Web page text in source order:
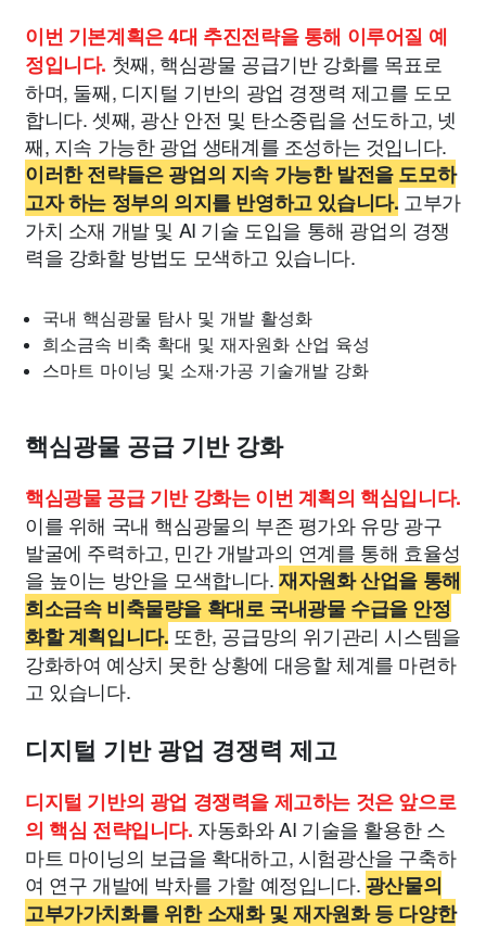
이번 기본계획은 4대 추진전략을 통해 이루어질 예
정입니다. 첫째, 핵심광물 공급기반 강화를 목표로
하며, 둘째, 디지털 기반의 광업 경쟁력 제고를 도모
합니다. 셋째, 광산 안전 및 탄소중립을 선도하고, 넷
째, 지속 가능한 광업 생태계를 조성하는 것입니다.
이러한 전략들은 광업의 지속 가능한 발전을 도모하
고자 하는 정부의 의지를 반영하고 있습니다. 고부가
가치 소재 개발 및 AI 기술 도입을 통해 광업의 경쟁
력을 강화할 방법도 모색하고 있습니다.
국내 핵심광물 탐사 및 개발 활성화
희소금속 비축 확대 및 재자원화 산업 육성
스마트 마이닝 및 소재·가공 기술개발 강화
핵심광물 공급 기반 강화
핵심광물 공급 기반 강화는 이번 계획의 핵심입니다.
이를 위해 국내 핵심광물의 부존 평가와 유망 광구
발굴에 주력하고, 민간 개발과의 연계를 통해 효율성
을 높이는 방안을 모색합니다.재자원화 산업을 통해
희소금속 비축물량을 확대로 국내광물 수급을 안정
화할 계획입니다. 또한, 공급망의 위기관리 시스템을
강화하여 예상치 못한 상황에 대응할 체계를 마련하
고 있습니다.
디지털 기반 광업 경쟁력 제고
디지털 기반의 광업 경쟁력을 제고하는 것은 앞으로
의 핵심 전략입니다. 자동화와 AI 기술을 활용한 스
마트 마이닝의 보급을 확대하고, 시험광산을 구축하
여 연구 개발에 박차를 가할 예정입니다. 광산물의
고부가가치화를 위한 소재화 및 재자원화 등 다양한